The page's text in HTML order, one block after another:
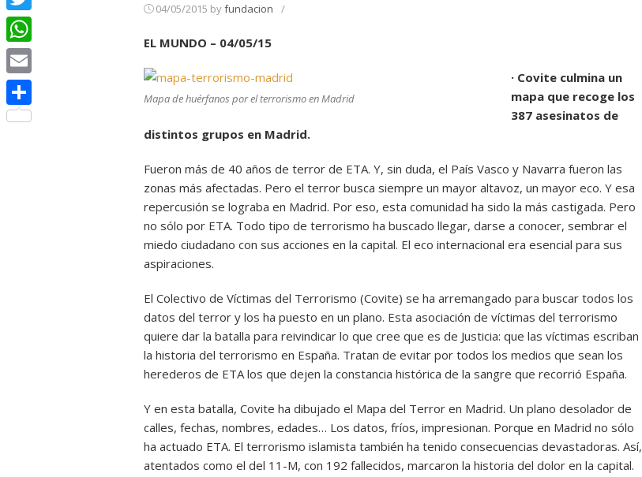
04/05/2015 byfundacion /
EL MUNDO – 04/05/15
Mapa de huérfanos por el terrorismo en Madrid
· Covite culmina un
mapa que recoge los
387 asesinatos de
distintos grupos en Madrid.
Fueron más de 40 años de terror de ETA. Y, sin duda, el País Vasco y Navarra fueron las
zonas más afectadas. Pero el terror busca siempre un mayor altavoz, un mayor eco. Y esa
repercusión se lograba en Madrid. Por eso, esta comunidad ha sido la más castigada. Pero
no sólo por ETA. Todo tipo de terrorismo ha buscado llegar, darse a conocer, sembrar el
miedo ciudadano con sus acciones en la capital. El eco internacional era esencial para sus
aspiraciones.
El Colectivo de Víctimas del Terrorismo (Covite) se ha arremangado para buscar todos los
datos del terror y los ha puesto en un plano. Esta asociación de víctimas del terrorismo
quiere dar la batalla para reivindicar lo que cree que es de Justicia: que las víctimas escriban
la historia del terrorismo en España. Tratan de evitar por todos los medios que sean los
herederos de ETA los que dejen la constancia histórica de la sangre que recorrió España.
Y en esta batalla, Covite ha dibujado el Mapa del Terror en Madrid. Un plano desolador de
calles, fechas, nombres, edades… Los datos, fríos, impresionan. Porque en Madrid no sólo
ha actuado ETA. El terrorismo islamista también ha tenido consecuencias devastadoras. Así,
atentados como el del 11-M, con 192 fallecidos, marcaron la historia del dolor en la capital.
Twitter
WhatsApp
Email
Compartir